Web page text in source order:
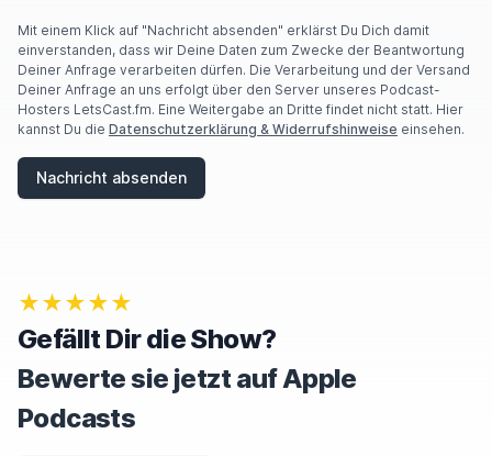
A
R
E
A
H
U
R
E
T
H
I
S
F
Mit einem Klick auf "Nachricht absenden" erklärst Du Dich damit
einverstanden, dass wir Deine Daten zum Zwecke der Beantwortung
Deiner Anfrage verarbeiten dürfen. Die Verarbeitung und der Versand
Deiner Anfrage an uns erfolgt über den Server unseres Podcast-
Hosters LetsCast.fm. Eine Weitergabe an Dritte findet nicht statt. Hier
kannst Du die Datenschutzerklärung & Widerrufshinweise einsehen.
Nachricht absenden
★★★★★
Gefällt Dir die Show?
Bewerte sie jetzt auf Apple
Podcasts